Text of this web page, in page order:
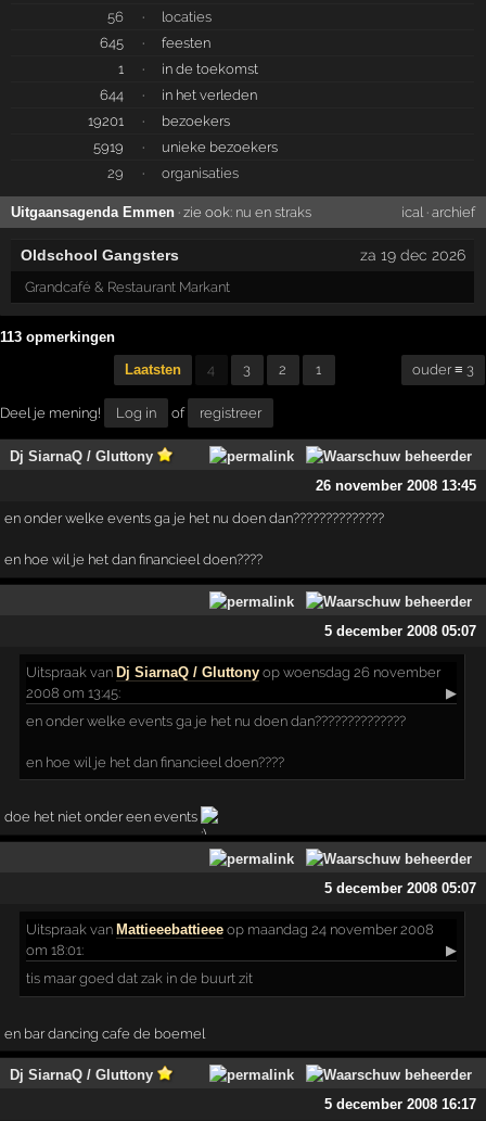
56
·
locaties
645
·
feesten
1
·
in de toekomst
644
·
in het verleden
19201
·
bezoekers
5919
·
unieke bezoekers
29
· organisaties
Uitgaansagenda Emmen · zie ook: nu en straks ical· archief
Oldschool Gangsters za 19 dec 2026
Grandcafé & Restaurant Markant
113 opmerkingen
Laatsten 4 3 2 1 ouder ≡ 3
Deel je mening! Log in of registreer
Dj SiarnaQ / Gluttony
26 november 2008 13:45
en onder welke events ga je het nu doen dan??????????????
en hoe wil je het dan financieel doen????
5 december 2008 05:07
Uitspraak vanDj SiarnaQ / Gluttony op woensdag 26 november
2008 om 13:45:
▶
en onder welke events ga je het nu doen dan??????????????
en hoe wil je het dan financieel doen????
doe het niet onder een events
5 december 2008 05:07
Uitspraak van Mattieeebattieee op maandag 24 november 2008
om 18:01:
▶
tis maar goed dat zak in de buurt zit
en bar dancing cafe de boemel
Dj SiarnaQ / Gluttony
5 december 2008 16:17